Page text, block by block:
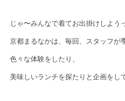
じゃ〜みんなで着てお出掛けしよう
京都まるなかは、毎回、スタッフが
色々な体験をしたり、
美味しいランチを探たりと企画をし